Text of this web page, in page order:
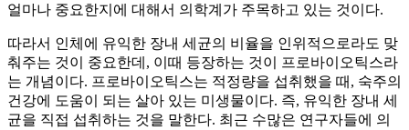
얼마나 중요한지에 대해서 의학계가 주목하고 있는 것이다.
따라서 인체에 유익한 장내 세균의 비율을 인위적으로라도 맞
춰주는 것이 중요한데, 이때 등장하는 것이 프로바이오틱스라
는 개념이다. 프로바이오틱스는 적정량을 섭취했을 때, 숙주의
건강에 도움이 되는 살아 있는 미생물이다. 즉, 유익한 장내 세
균을 직접 섭취하는 것을 말한다. 최근 수많은 연구자들에 의